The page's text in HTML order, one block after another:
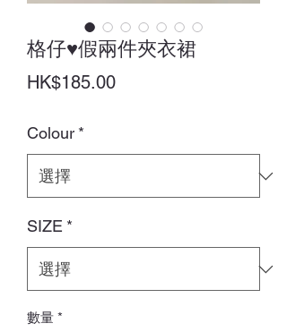
格仔♥假兩件夾衣裙
HK$185.00價
Colour *
SIZE *
數量 *